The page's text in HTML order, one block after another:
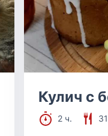
Кулич с
2 ч.